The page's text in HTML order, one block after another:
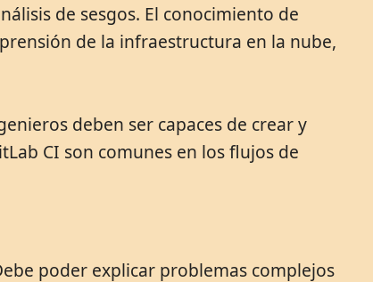
de sesgos. El conocimiento de
de la infraestructura en la nube,
deben ser capaces de crear y
CI son comunes en los flujos de
poder explicar problemas complejos